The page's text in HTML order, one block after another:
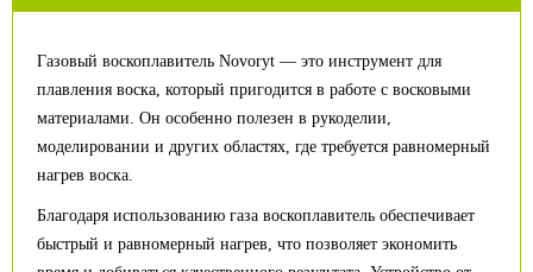
Газовый воскоплавитель Novoryt — это инструмент для
плавления воска, который пригодится в работе с восковыми
материалами. Он особенно полезен в рукоделии,
моделировании и других областях, где требуется равномерный
нагрев воска.
Благодаря использованию газа воскоплавитель обеспечивает
быстрый и равномерный нагрев, что позволяет экономить